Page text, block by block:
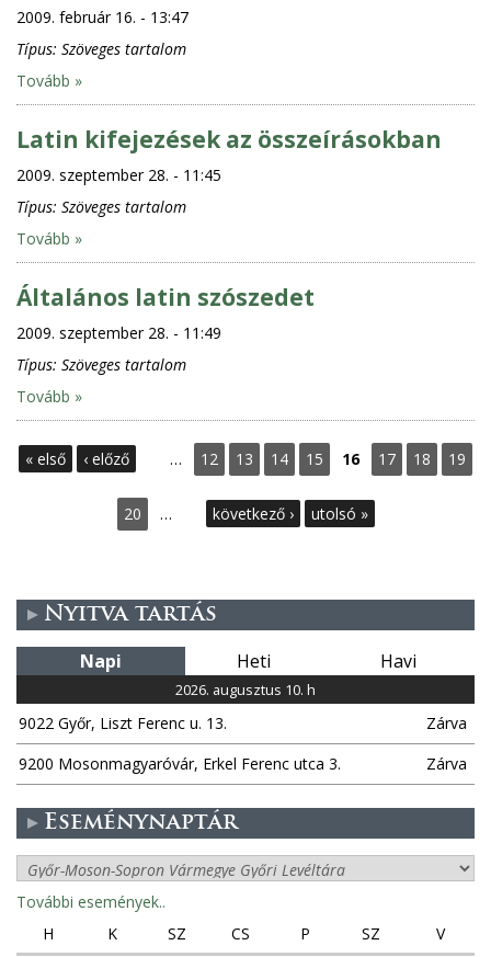
2009. február 16. - 13:47
Típus: Szöveges tartalom
Tovább »
Latin kifejezések az összeírásokban
2009. szeptember 28. - 11:45
Típus: Szöveges tartalom
Tovább »
Általános latin szószedet
2009. szeptember 28. - 11:49
Típus: Szöveges tartalom
Tovább »
O
a
l
a
k
« első ‹ előző … 12 13 14 15 16 17 18 19
20 … következő › utolsó »
Nyitva tartás
Napi Heti Havi
2026. augusztus 10. h
9022 Győr, Liszt Ferenc u. 13.
Zárva
9200 Mosonmagyaróvár, Erkel Ferenc utca 3.
Zárva
Eseménynaptár
További események..
H
K SZ CS P SZ V